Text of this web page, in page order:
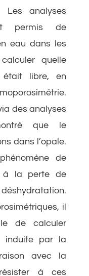
Les analyses
permis de
eau dans les
quelle
libre, en
des analyses
que le
dans l’opale.
de
à la perte de
déshydratation.
il
de calculer
induite par la
avec la
à ces